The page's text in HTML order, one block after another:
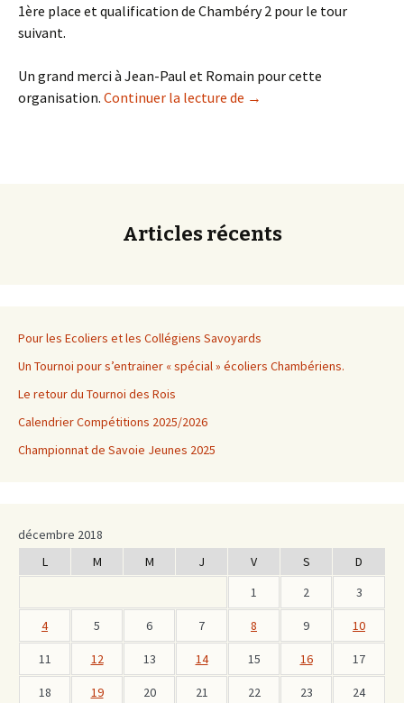
1ère place et qualification de Chambéry 2 pour le tour
suivant.
Un grand merci à Jean-Paul et Romain pour cette
organisation. Continuer la lecture de Qualification de
→
Articles récents
Pour les Ecoliers et les Collégiens Savoyards
Un Tournoi pour s’entrainer « spécial » écoliers Chambériens.
Le retour du Tournoi des Rois
Calendrier Compétitions 2025/2026
Championnat de Savoie Jeunes 2025
décembre 2018
L
M M J V S
D
1
2 3
4 5 6 7 8 9 10
11 12 13 14 15 16 17
18 19 20 21 22 23 24